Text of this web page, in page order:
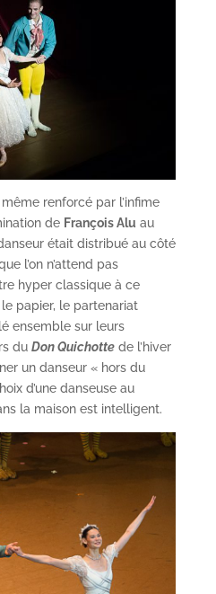
renforcé par l’infime
de François Alu au
était distribué au côté
l’on n’attend pas
hyper classique à ce
papier, le partenariat
ensemble sur leurs
du Don Quichottede l’hiver
un danseur « hors du
d’une danseuse au
la maison est intelligent.